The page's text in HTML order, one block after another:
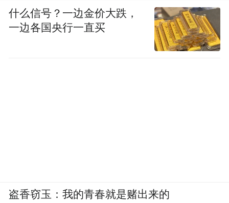
什么信号？一边金价大跌，
一边各国央行一直买
盗香窃玉：我的青春就是赌出来的